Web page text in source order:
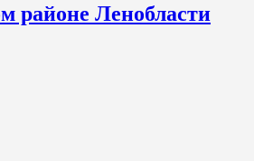
районе Ленобласти